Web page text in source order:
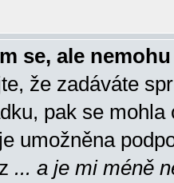
se, ale
že zadáváte
pak se
umožněna
... a je mi méně